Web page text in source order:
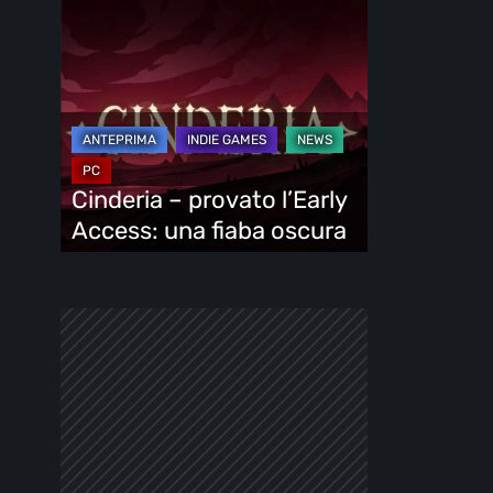
l’Early
Access:
una
fiaba
oscura
Cinderia – provato l’Early
Access: una fiaba oscura